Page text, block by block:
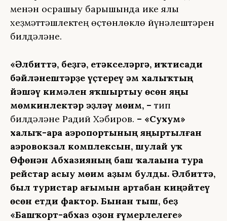
менән осрашыу барышында ике яҡлы
хеҙмәттәшлектең өҫтөнлөклө йүнәлештәрен
билдәләне.
«Әлбиттә, беҙгә, етәкселәргә, иҡтисади
бәйләнештәрҙе үҫтереү һәм халыҡтың
йәшәү кимәлен яҡшыртыу өсөн яңы
мөмкинлектәр эҙләү мөһим, – тип
билдәләне Радий Хәбиров. – «Сухум»
халыҡ-ара аэропортының яңыртылған
аэровокзал комплексын, шулай уҡ
Өфөнән Абхазияның баш ҡалаһына тура
рейстар асыу мөһим аҙым булды. Әлбиттә,
был туристар ағымын артабан киңәйтеү
өсөн етди фактор. Бынан тыш, беҙ
«Башҡорт-абхаз оҙон ғүмерлелеге»